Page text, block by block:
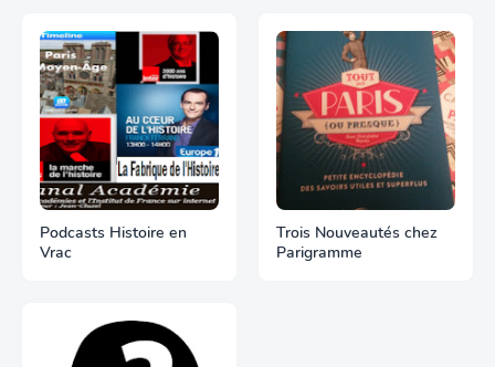
Podcasts Histoire en
Vrac
Trois Nouveautés chez
Parigramme